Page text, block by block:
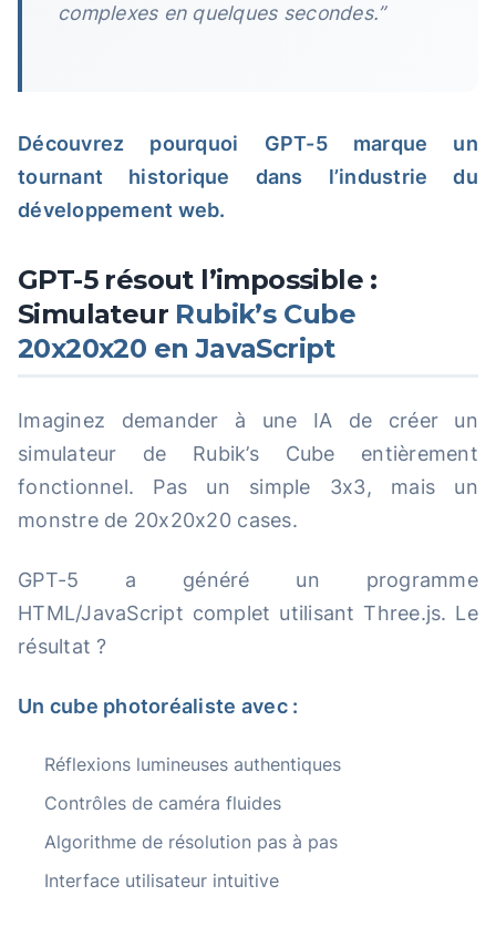
complexes en quelques secondes.”
Découvrez pourquoi GPT-5 marque un
tournant historique dans l’industrie du
développement web.
GPT-5 résout l’impossible :
Simulateur Rubik’s Cube
20x20x20 en JavaScript
Imaginez demander à une IA de créer un
simulateur de Rubik’s Cube entièrement
fonctionnel. Pas un simple 3x3, mais un
monstre de 20x20x20 cases.
GPT-5 a généré un programme
HTML/JavaScript complet utilisant Three.js. Le
résultat ?
Un cube photoréaliste avec :
Réflexions lumineuses authentiques
Contrôles de caméra fluides
Algorithme de résolution pas à pas
Interface utilisateur intuitive